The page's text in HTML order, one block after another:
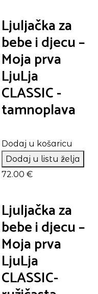
Ljuljačka za
bebe i djecu –
Moja prva
LjuLja
CLASSIC -
tamnoplava
Dodaj u košaricu
Dodaj u listu želja
72.00 €
Ljuljačka za
bebe i djecu –
Moja prva
LjuLja
CLASSIC-